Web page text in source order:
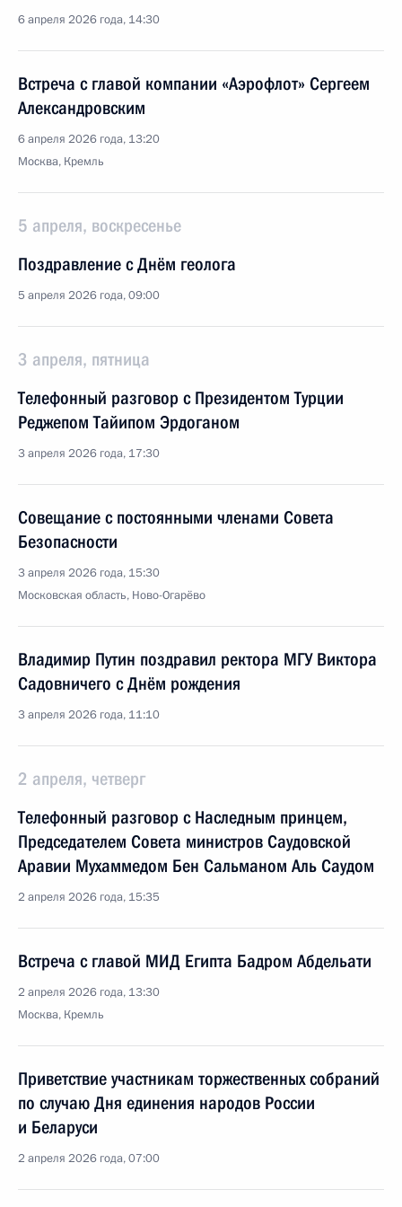
6 апреля 2026 года, 14:30
Встреча с главой компании «Аэрофлот» Сергеем
Александровским
6 апреля 2026 года, 13:20
Москва, Кремль
5 апреля, воскресенье
Поздравление с Днём геолога
5 апреля 2026 года, 09:00
3 апреля, пятница
Телефонный разговор с Президентом Турции
Реджепом Тайипом Эрдоганом
3 апреля 2026 года, 17:30
Совещание с постоянными членами Совета
Безопасности
3 апреля 2026 года, 15:30
Московская область, Ново-Огарёво
Владимир Путин поздравил ректора МГУ Виктора
Садовничего с Днём рождения
3 апреля 2026 года, 11:10
2 апреля, четверг
Телефонный разговор с Наследным принцем,
Председателем Совета министров Саудовской
Аравии Мухаммедом Бен Сальманом Аль Саудом
2 апреля 2026 года, 15:35
Встреча с главой МИД Египта Бадром Абдельати
2 апреля 2026 года, 13:30
Москва, Кремль
Приветствие участникам торжественных собраний
по случаю Дня единения народов России
и Беларуси
2 апреля 2026 года, 07:00